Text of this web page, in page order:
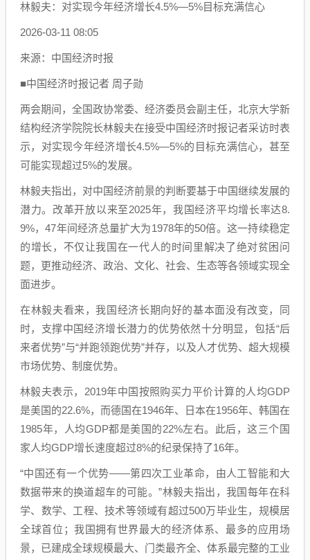
林毅夫：对实现今年经济增长4.5%—5%目标充满信心
2026-03-11 08:05
来源：中国经济时报
■中国经济时报记者 周子勋
两会期间，全国政协常委、经济委员会副主任，北京大学新
结构经济学院院长林毅夫在接受中国经济时报记者采访时表
示，对实现今年经济增长4.5%—5%的目标充满信心，甚至
可能实现超过5%的发展。
林毅夫指出，对中国经济前景的判断要基于中国继续发展的
潜力。改革开放以来至2025年，我国经济平均增长率达8.
9%，47年间经济总量扩大为1978年的50倍。这一持续稳定
的增长，不仅让我国在一代人的时间里解决了绝对贫困问
题，更推动经济、政治、文化、社会、生态等各领域实现全
面进步。
在林毅夫看来，我国经济长期向好的基本面没有改变，同
时，支撑中国经济增长潜力的优势依然十分明显，包括“后
来者优势”与“并跑领跑优势”并存，以及人才优势、超大规模
市场优势、制度优势。
林毅夫表示，2019年中国按照购买力平价计算的人均GDP
是美国的22.6%，而德国在1946年、日本在1956年、韩国在
1985年，人均GDP都是美国的22%左右。此后，这三个国
家人均GDP增长速度超过8%的纪录保持了16年。
“中国还有一个优势——第四次工业革命，由人工智能和大
数据带来的换道超车的可能。”林毅夫指出，我国每年在科
学、数学、工程、技术等领域有超过500万毕业生，规模居
全球首位；我国拥有世界最大的经济体系、最多的应用场
景，已建成全球规模最大、门类最齐全、体系最完整的工业